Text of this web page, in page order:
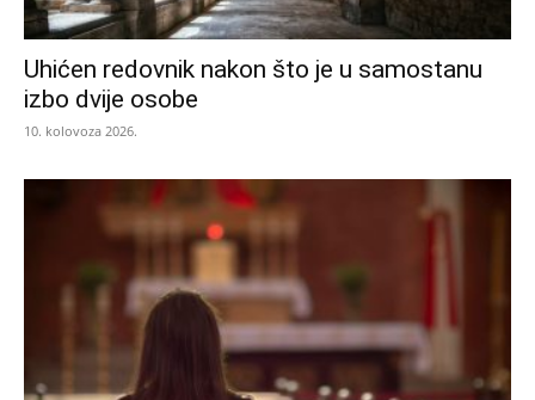
Uhićen redovnik nakon što je u samostanu
izbo dvije osobe
10. kolovoza 2026.